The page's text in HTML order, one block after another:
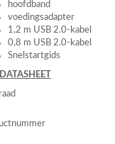
hoofdband
voedingsadapter
1,2 m USB 2.0-kabel
0,8 m USB 2.0-kabel
Snelstartgids
DATASHEET